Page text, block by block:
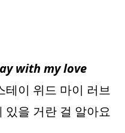
with my love
테이 위드 마이 러브
있을 거란 걸 알아요